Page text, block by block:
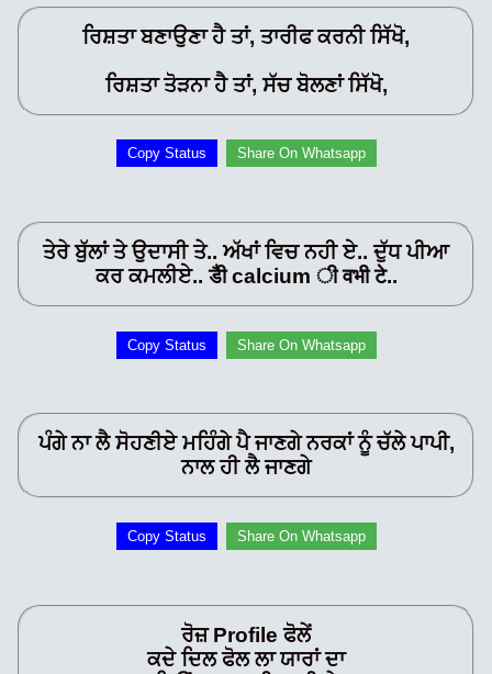
ਰਿਸ਼ਤਾ ਬਣਾਉਣਾ ਹੈ ਤਾਂ, ਤਾਰੀਫ ਕਰਨੀ ਸਿੱਖੋ,
ਰਿਸ਼ਤਾ ਤੋੜਨਾ ਹੈ ਤਾਂ, ਸੱਚ ਬੋਲਣਾਂ ਸਿੱਖੋ,
Copy Status Share On Whatsapp
ਤੇਰੇ ਬੁੱਲਾਂ ਤੇ ਉਦਾਸੀ ਤੇ.. ਅੱਖਾਂ ਵਿਚ ਨਹੀ ਏ.. ਦੁੱਧ ਪੀਆ
ਕਰ ਕਮਲੀਏ.. डैी calcium ी वभी टे..
Copy Status Share On Whatsapp
ਪੰਗੇ ਨਾ ਲੈ ਸੋਹਣੀਏ ਮਹਿੰਗੇ ਪੈ ਜਾਣਗੇ ਨਰਕਾਂ ਨੂੰ ਚੱਲੇ ਪਾਪੀ,
ਨਾਲ ਹੀ ਲੈ ਜਾਣਗੇ
Copy Status Share On Whatsapp
ਰੋਜ਼ Profile ਫੋਲੇਂ
ਕਦੇ ਦਿਲ ਫੋਲ ਲਾ ਯਾਰਾਂ ਦਾ